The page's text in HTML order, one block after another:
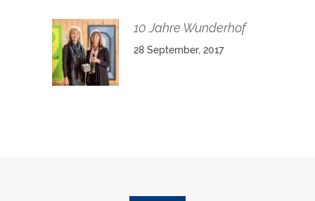
10 Jahre Wunderhof
28 September, 2017